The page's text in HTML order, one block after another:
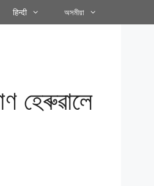
हिन्दी অসমীয়া
হেৰুৱালে